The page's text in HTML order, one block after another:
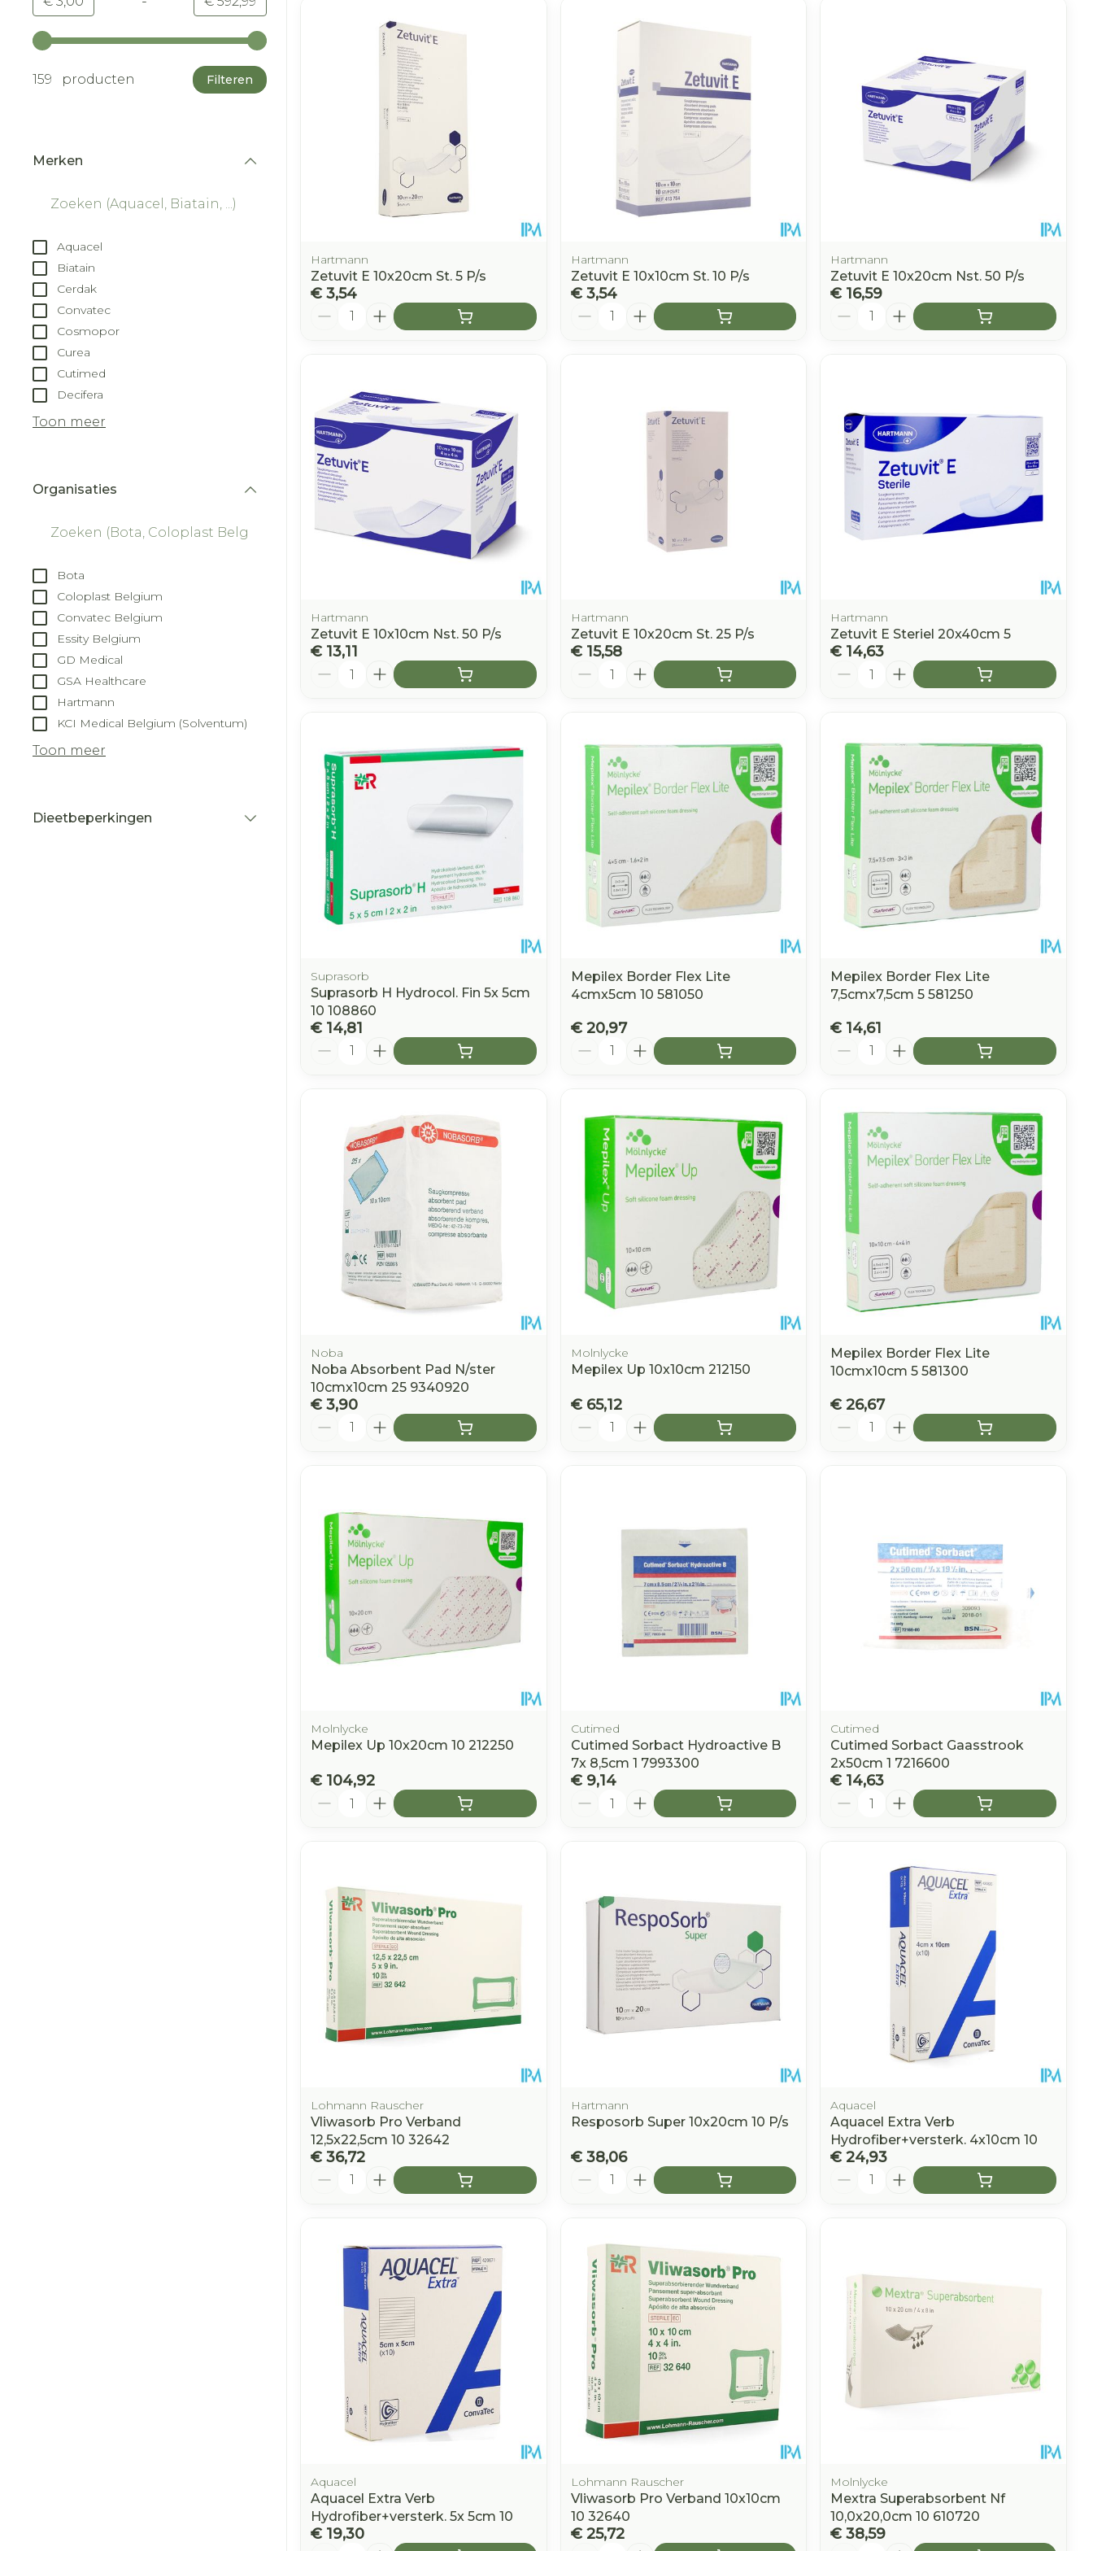
Gebruik de pijltjestoetsen links en rechts om de minimale en maximale prijswaarden aan te passen.
159 producten Filteren
Merken
Aquacel
Biatain
Cerdak
Convatec
Cosmopor
Curea
Cutimed
Decifera
Toon meer
Organisaties
Bota
Coloplast Belgium
Convatec Belgium
Essity Belgium
GD Medical
GSA Healthcare
Hartmann
KCI Medical Belgium (Solventum)
Toon meer
Dieetbeperkingen
Hartmann
Zetuvit E 10x20cm St. 5 P/s
€ 3,54
Aantal
Hartmann
Zetuvit E 10x10cm St. 10 P/s
€ 3,54
Aantal
Hartmann
Zetuvit E 10x20cm Nst. 50 P/s
€ 16,59
Aantal
Hartmann
Zetuvit E 10x10cm Nst. 50 P/s
€ 13,11
Aantal
Hartmann
Zetuvit E 10x20cm St. 25 P/s
€ 15,58
Aantal
Hartmann
Zetuvit E Steriel 20x40cm 5
€ 14,63
Aantal
Suprasorb
Suprasorb H Hydrocol. Fin 5x 5cm
10 108860
€ 14,81
Aantal
Mepilex Border Flex Lite
4cmx5cm 10 581050
€ 20,97
Aantal
Mepilex Border Flex Lite
7,5cmx7,5cm 5 581250
€ 14,61
Aantal
Noba
Noba Absorbent Pad N/ster
10cmx10cm 25 9340920
€ 3,90
Aantal
Molnlycke
Mepilex Up 10x10cm 212150
€ 65,12
Aantal
Mepilex Border Flex Lite
10cmx10cm 5 581300
€ 26,67
Aantal
Molnlycke
Mepilex Up 10x20cm 10 212250
€ 104,92
Aantal
Cutimed
Cutimed Sorbact Hydroactive B
7x 8,5cm 1 7993300
€ 9,14
Aantal
Cutimed
Cutimed Sorbact Gaasstrook
2x50cm 1 7216600
€ 14,63
Aantal
Lohmann Rauscher
Vliwasorb Pro Verband
12,5x22,5cm 10 32642
€ 36,72
Aantal
Hartmann
Resposorb Super 10x20cm 10 P/s
€ 38,06
Aantal
Aquacel
Aquacel Extra Verb
Hydrofiber+versterk. 4x10cm 10
€ 24,93
Aantal
Aquacel
Aquacel Extra Verb
Hydrofiber+versterk. 5x 5cm 10
€ 19,30
Lohmann Rauscher
Vliwasorb Pro Verband 10x10cm
10 32640
€ 25,72
Molnlycke
Mextra Superabsorbent Nf
10,0x20,0cm 10 610720
€ 38,59